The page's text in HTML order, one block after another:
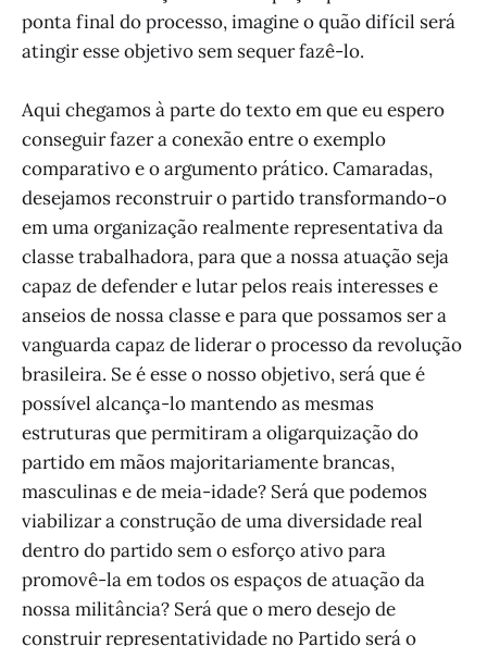
ponta final do processo, imagine o quão difícil será
atingir esse objetivo sem sequer fazê-lo.
Aqui chegamos à parte do texto em que eu espero
conseguir fazer a conexão entre o exemplo
comparativo e o argumento prático. Camaradas,
desejamos reconstruir o partido transformando-o
em uma organização realmente representativa da
classe trabalhadora, para que a nossa atuação seja
capaz de defender e lutar pelos reais interesses e
anseios de nossa classe e para que possamos ser a
vanguarda capaz de liderar o processo da revolução
brasileira. Se é esse o nosso objetivo, será que é
possível alcança-lo mantendo as mesmas
estruturas que permitiram a oligarquização do
partido em mãos majoritariamente brancas,
masculinas e de meia-idade? Será que podemos
viabilizar a construção de uma diversidade real
dentro do partido sem o esforço ativo para
promovê-la em todos os espaços de atuação da
nossa militância? Será que o mero desejo de
construir representatividade no Partido será o